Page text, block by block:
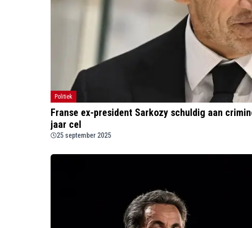
Politiek
Franse ex-president Sarkozy schuldig aan
jaar cel
25 september 2025